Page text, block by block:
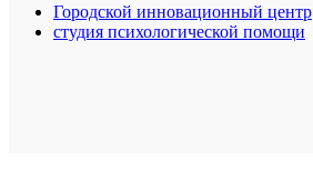
Городской инновационный центр
студия психологической помощи